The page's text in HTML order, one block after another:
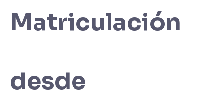
Matriculación
desde